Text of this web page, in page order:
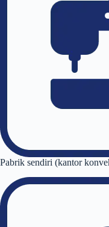
Pabrik sendiri (kantor